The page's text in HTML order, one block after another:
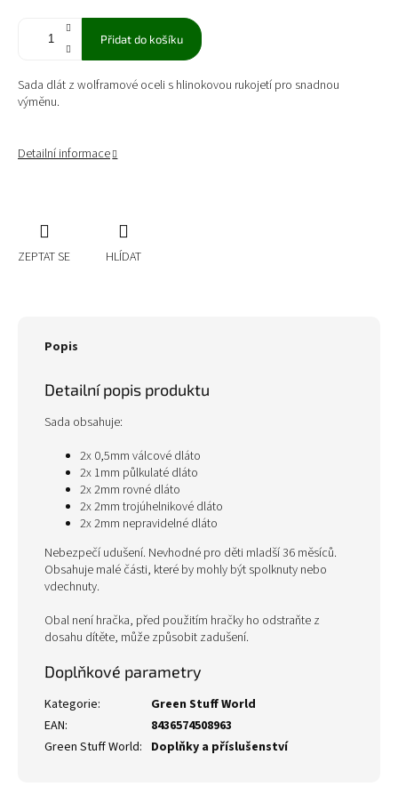
Přidat do košíku
Sada dlát z wolframové oceli s hlinokovou rukojetí pro snadnou
výměnu.
Detailní informace
ZEPTAT SE HLÍDAT
Popis
Detailní popis produktu
Sada obsahuje:
2x 0,5mm válcové dláto
2x 1mm půlkulaté dláto
2x 2mm rovné dláto
2x 2mm trojúhelnikové dláto
2x 2mm nepravidelné dláto
Nebezpečí udušení. Nevhodné pro děti mladší 36 měsíců.
Obsahuje malé části, které by mohly být spolknuty nebo
vdechnuty.
Obal není hračka, před použitím hračky ho odstraňte z
dosahu dítěte, může způsobit zadušení.
Doplňkové parametry
Kategorie:
Green Stuff World
EAN:
8436574508963
Green Stuff World: Doplňky a příslušenství